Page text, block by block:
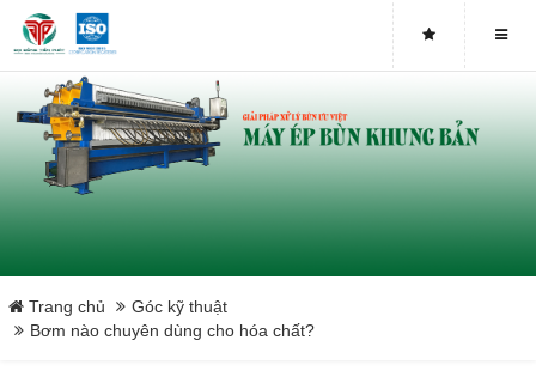
Buy genuine sludge press machines
Belt Press
Screw Press
Máy sấy bùn
Trang chủ
Góc kỹ thuật
Bơm nào chuyên dùng cho hóa chất?